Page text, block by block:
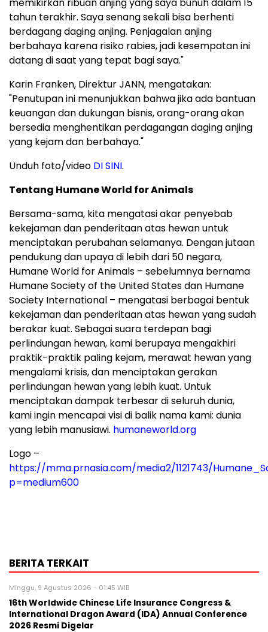
tahun terakhir. Saya senang sekali bisa berhenti
berdagang daging anjing. Penjagalan anjing
berbahaya karena risiko rabies, jadi kesempatan ini
datang di saat yang tepat bagi saya."
Karin Franken, Direktur JANN, mengatakan:
"Penutupan ini menunjukkan bahwa jika ada bantuan
keuangan dan dukungan bisnis, orang-orang akan
bersedia menghentikan perdagangan daging anjing
yang kejam dan berbahaya."
Unduh foto/video DI SINI.
Tentang Humane World for Animals
Bersama-sama, kita mengatasi akar penyebab
kekejaman dan penderitaan atas hewan untuk
menciptakan perubahan selamanya. Dengan jutaan
pendukung dan upaya di lebih dari 50 negara,
Humane World for Animals – sebelumnya bernama
Humane Society of the United States dan Humane
Society International – mengatasi berbagai bentuk
kekejaman dan penderitaan atas hewan yang sudah
berakar kuat. Sebagai suara terdepan bagi
perlindungan hewan, kami berupaya mengakhiri
praktik-praktik paling kejam, merawat hewan yang
mengalami krisis, dan menciptakan gerakan
perlindungan hewan yang lebih kuat. Untuk
menciptakan dampak terbesar di seluruh dunia,
kami ingin mencapai visi di balik nama kami: dunia
yang lebih manusiawi. humaneworld.org
Logo –
https://mma.prnasia.com/media2/1121743/
p=medium600
BERITA TERKAIT
Minggu, 9 Agustus 2026 - 01:45 WIB
16th Worldwide Chinese Life Insurance Congress &
International Dragon Award (IDA) Annual Conference
2026 Resmi Digelar